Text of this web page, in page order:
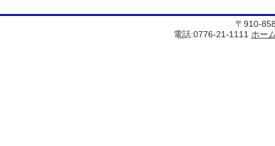
〒910-
電話:0776-21-1111 ホー